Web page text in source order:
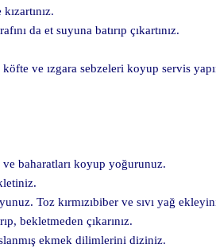
da et suyuna batırıp çıkartınız.
ve ızgara sebzeleri koyup servis
baharatları koyup yoğurunuz.
Toz kırmızıbiber ve sıvı yağ
bekletmeden çıkarınız.
ekmek dilimlerini diziniz.